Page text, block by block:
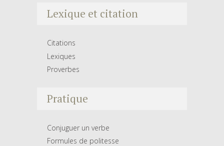
Lexique et citation
Citations
Lexiques
Proverbes
Pratique
Conjuguer un verbe
Formules de politesse